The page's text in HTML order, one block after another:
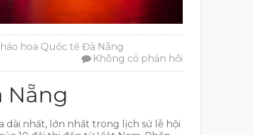
hoa Quốc tế Đà Nẵng
Không có phản hồi
Nẵng
dài nhất, lớn nhất trong lịch sử lễ hội